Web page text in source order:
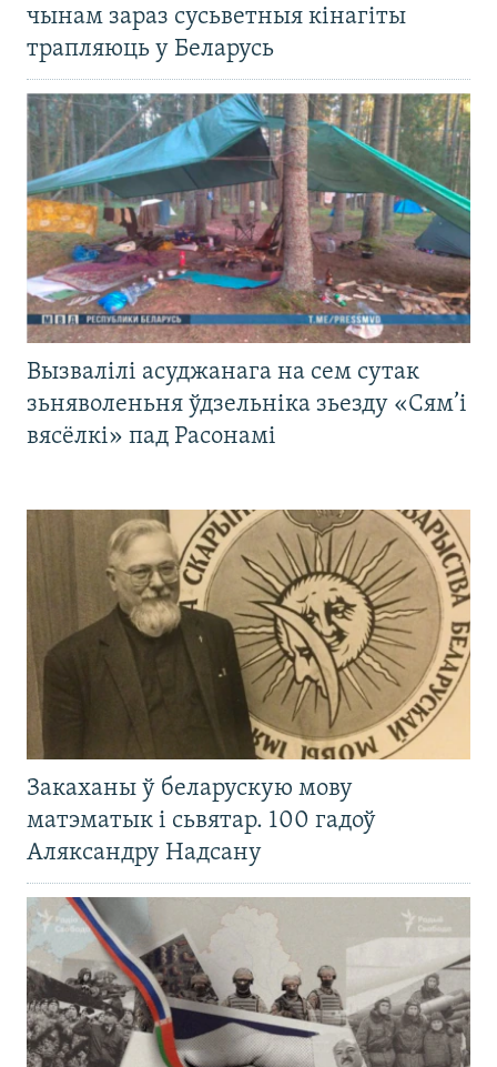
чынам зараз сусьветныя кінагіты
трапляюць у Беларусь
Вызвалілі асуджанага на сем сутак
зьняволеньня ўдзельніка зьезду «Сям’і
вясёлкі» пад Расонамі
Закаханы ў беларускую мову
матэматык і сьвятар. 100 гадоў
Аляксандру Надсану